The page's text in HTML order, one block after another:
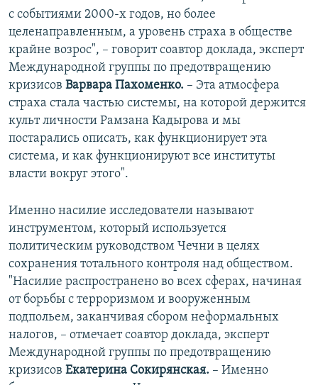
с событиями 2000-х годов, но более
целенаправленным, а уровень страха в обществе
крайне возрос", – говорит соавтор доклада, эксперт
Международной группы по предотвращению
кризисов Варвара Пахоменко. – Эта атмосфера
страха стала частью системы, на которой держится
культ личности Рамзана Кадырова и мы
постарались описать, как функционирует эта
система, и как функционируют все институты
власти вокруг этого".
Именно насилие исследователи называют
инструментом, который используется
политическим руководством Чечни в целях
сохранения тотального контроля над обществом.
"Насилие распространено во всех сферах, начиная
от борьбы с терроризмом и вооруженным
подпольем, заканчивая сбором неформальных
налогов, – отмечает соавтор доклада, эксперт
Международной группы по предотвращению
кризисов Екатерина Сокирянская. – Именно